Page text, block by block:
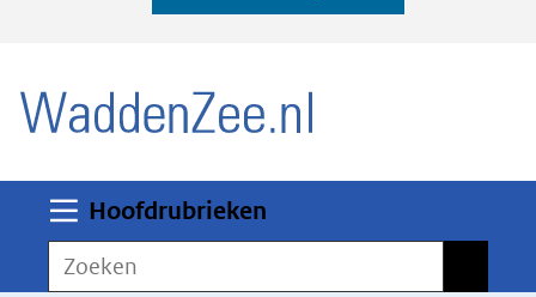
deze
worden
toegestaan
Hoofdrubrieken
Zoeken